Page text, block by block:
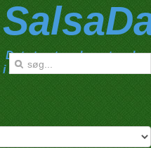
Det største salsanetværk
i Danmark